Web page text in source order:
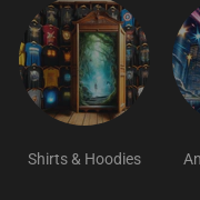
Shirts & Hoodies